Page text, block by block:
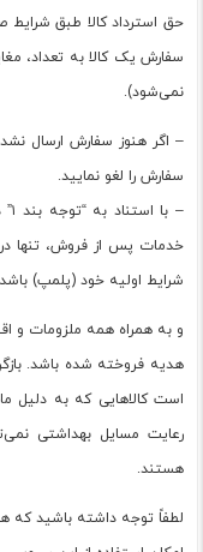
حق استرداد کالا طبق
سفارش یک کالا به تعداد،
نمی‌شود).
– اگر هنوز سفارش ارسال
سفارش را لغو نمایید.
–
خدمات پس از فروش، تنها در
شرایط اولیه خود (پلمپ)
و به همراه همه ملزومات و
هدیه فروخته شده باشد.
است کالاهایی که به دلیل
رعایت مسایل بهداشتی
هستند.
لطفاً توجه داشته باشید که